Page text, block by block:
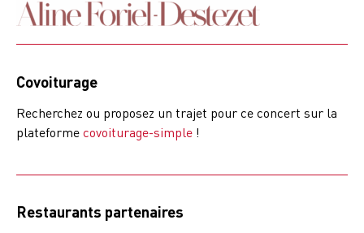
Covoiturage
Recherchez ou proposez un trajet pour ce concert sur la
plateformecovoiturage-simple !
Restaurants partenaires